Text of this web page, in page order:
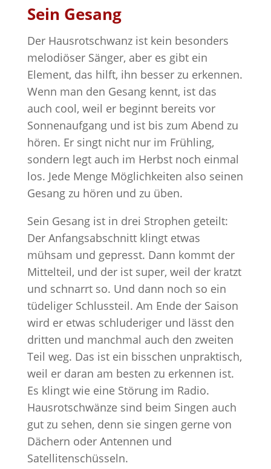
Sein Gesang
Der Hausrotschwanz ist kein besonders
melodiöser Sänger, aber es gibt ein
Element, das hilft, ihn besser zu erkennen.
Wenn man den Gesang kennt, ist das
auch cool, weil er beginnt bereits vor
Sonnenaufgang und ist bis zum Abend zu
hören. Er singt nicht nur im Frühling,
sondern legt auch im Herbst noch einmal
los. Jede Menge Möglichkeiten also seinen
Gesang zu hören und zu üben.
Sein Gesang ist in drei Strophen geteilt:
Der Anfangsabschnitt klingt etwas
mühsam und gepresst. Dann kommt der
Mittelteil, und der ist super, weil der kratzt
und schnarrt so. Und dann noch so ein
tüdeliger Schlussteil. Am Ende der Saison
wird er etwas schluderiger und lässt den
dritten und manchmal auch den zweiten
Teil weg. Das ist ein bisschen unpraktisch,
weil er daran am besten zu erkennen ist.
Es klingt wie eine Störung im Radio.
Hausrotschwänze sind beim Singen auch
gut zu sehen, denn sie singen gerne von
Dächern oder Antennen und
Satellitenschüsseln.